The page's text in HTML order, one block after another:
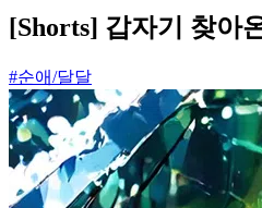
[Shorts] 갑자기 찾아
#순애/달달